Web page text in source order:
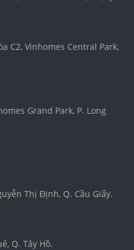
C2, Vinhomes Central Park,
Grand Park, P. Long
Thị Định, Q. Cầu Giấy.
Q. Tây Hồ.